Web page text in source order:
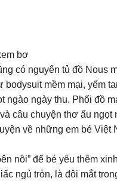
bơ
có nguyên tủ đồ Nous
mềm mại, yếm
ngào ngày thu. Phối đồ
câu chuyện thơ ấu ngọt
về những em bé
nôi” để bé yêu thêm
ngủ tròn, là đôi mắt